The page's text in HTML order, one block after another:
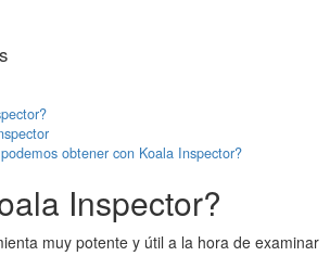
obtener con Koala Inspector?
Inspector?
muy potente y útil a la hora de examinar